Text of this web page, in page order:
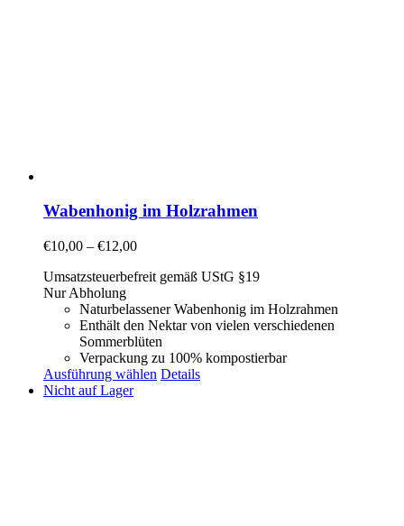
Wabenhonig im Holzrahmen
€10,00 – €12,00
Umsatzsteuerbefreit gemäß UStG §19
Nur Abholung
Naturbelassener Wabenhonig im Holzrahmen
Enthält den Nektar von vielen verschiedenen
Sommerblüten
Verpackung zu 100% kompostierbar
Ausführung wählen Details
Nicht auf Lager